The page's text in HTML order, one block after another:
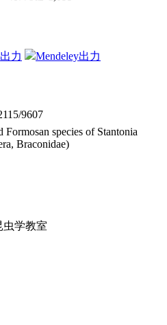
力 Mendeley出力
9607
Formosan species of Stantonia
Braconidae)
虫学教室